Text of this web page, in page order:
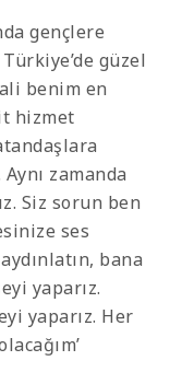
gençlere
güzel
benim en
hizmet
zamanda
Siz sorun ben
ses
bana
yaparız.
yaparız. Her